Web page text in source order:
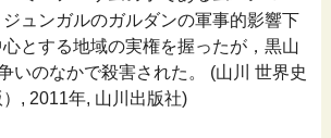
ジュンガルのガルダンの軍事的影響下
とする地域の実権を握ったが，黒山
いのなかで殺害された。 (山川 世界史
, 2011年, 山川出版社)